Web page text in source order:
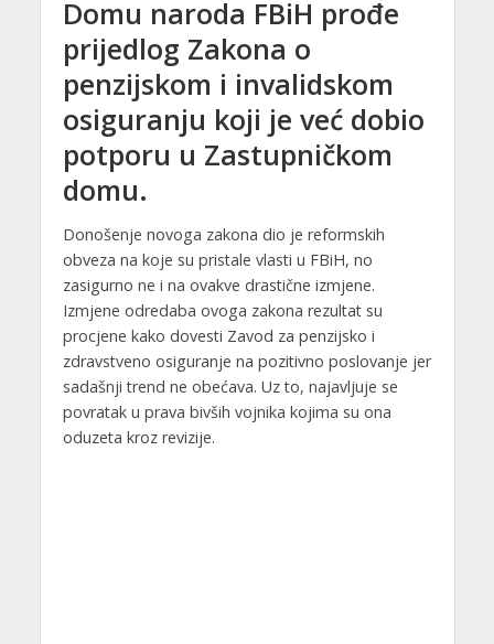
Domu naroda FBiH prođe
prijedlog Zakona o
penzijskom i invalidskom
osiguranju koji je već dobio
potporu u Zastupničkom
domu.
Donošenje novoga zakona dio je reformskih
obveza na koje su pristale vlasti u FBiH, no
zasigurno ne i na ovakve drastične izmjene.
Izmjene odredaba ovoga zakona rezultat su
procjene kako dovesti Zavod za penzijsko i
zdravstveno osiguranje na pozitivno poslovanje jer
sadašnji trend ne obećava. Uz to, najavljuje se
povratak u prava bivših vojnika kojima su ona
oduzeta kroz revizije.